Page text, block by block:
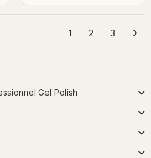
1 2 3
Gel Polish